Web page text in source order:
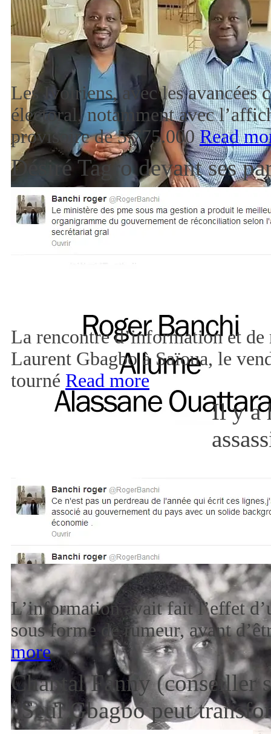
Les Ivoiriens, avec les avancées
électoral, notamment avec
provisoire de 5.775.000Read
Désiré Tagro devant ses
La rencontre d’information et
Laurent Gbagbo à Saïoua, le
tourné Read more
Il y a
L’information avait fait l’effet
sous forme de rumeur, avant
more
Chantal Fanny (conseiller
“Seul Gbagbo peut